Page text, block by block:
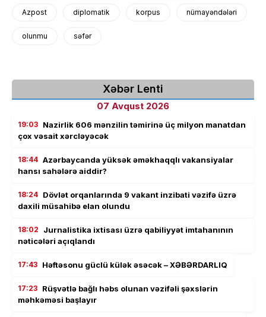
Azpost diplomatik korpus nümayəndələri
olunmu səfər
Xəbər Lenti
07 Avqust 2026
19:03 Nazirlik 606 mənzilin təmirinə üç milyon manatdan
çox vəsait xərcləyəcək
18:44 Azərbaycanda yüksək əməkhaqqlı vakansiyalar
hansı sahələrə aiddir?
18:24 Dövlət orqanlarında 9 vakant inzibati vəzifə üzrə
daxili müsahibə elan olundu
18:02
Jurnalistika ixtisası üzrə qabiliyyət imtahanının
nəticələri açıqlandı
17:43 Həftəsonu güclü külək əsəcək – XƏBƏRDARLIQ
17:23 Rüşvətlə bağlı həbs olunan vəzifəli şəxslərin
məhkəməsi başlayır